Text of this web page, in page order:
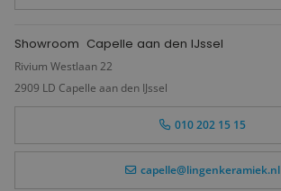
Showroom Capelle aan den IJssel
Rivium Westlaan 22
2909 LD Capelle aan den IJssel
010 202 15 15
capelle@lingenkeramiek.nl